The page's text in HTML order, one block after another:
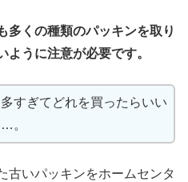
多くの種類のパッキンを取り
うに注意が必要です。
すぎてどれを買ったらいい
。
古いパッキンをホームセンタ